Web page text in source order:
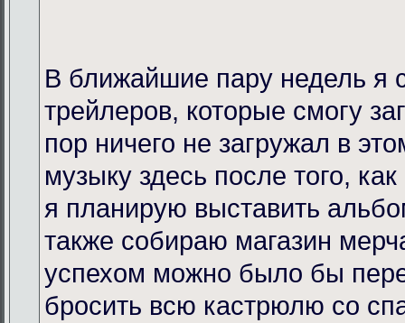
В ближайшие пару недель я
трейлеров, которые смогу
пор ничего не загружал в
музыку здесь после того,
я планирую выставить
также собираю магазин
успехом можно было бы
бросить всю кастрюлю со